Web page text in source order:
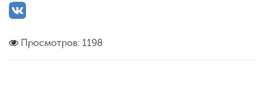
Просмотров: 1198